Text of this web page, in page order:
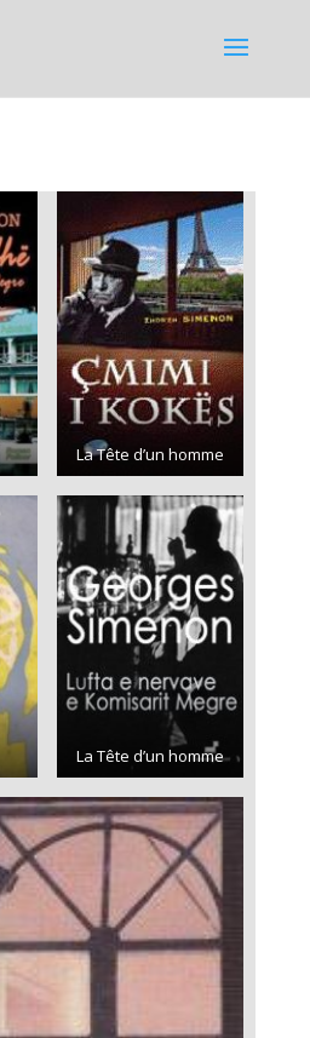
La Tête d’un homme
La Tête d’un homme